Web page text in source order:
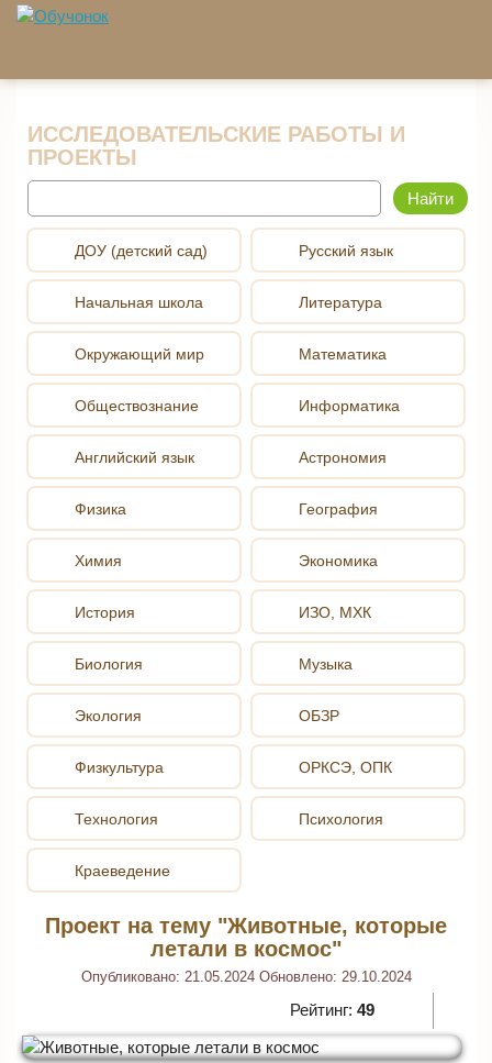
Перейти к основному содержанию
ИССЛЕДОВАТЕЛЬСКИЕ РАБОТЫ И
ПРОЕКТЫ
ДОУ (детский сад)
Начальная школа
Окружающий мир
Обществознание
Английский язык
Русский язык
Литература
Математика
Информатика
Астрономия
Физика
Химия
История
Биология
Экология
География
Экономика
ИЗО, МХК
Музыка
ОБЗР
Физкультура
Технология
Краеведение
ОРКСЭ, ОПК
Психология
Проект на тему "Животные, которые
летали в космос"
Опубликовано: 21.05.2024 Обновлено: 29.10.2024
Рейтинг: 49